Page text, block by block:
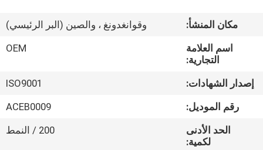
معلومات
جولة
مكان المنشأ:
وقوانغدونغ ، والصين (البر الرئيسي)
اسم العلامة
التجارية:
OEM
إصدار الشهادات:
ISO9001
رقم الموديل:
ACEB0009
الحد الأدنى
لكمية:
200 / النمط